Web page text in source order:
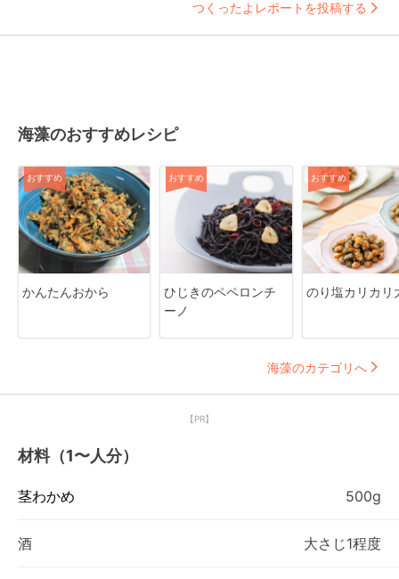
つくったよレポートを投稿する
海藻のおすすめレシピ
おすすめ
かんたんおから
おすすめ
ひじきのペペロンチ
ーノ
おすすめ
のり塩カリカリ
海藻のカテゴリへ
【PR】
材料（1〜人分）
茎わかめ 500g
酒 大さじ1程度